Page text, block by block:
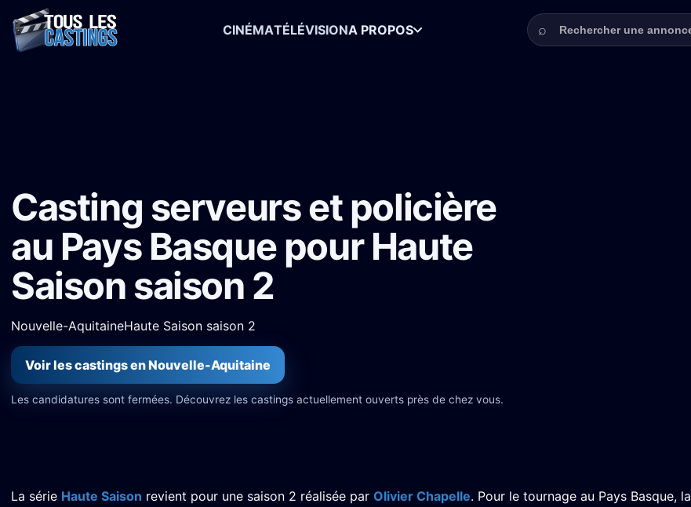
CINÉMATÉLÉVISIONA PROPOS Rechercher une annonce
⌕
Casting serveurs et policière
au Pays Basque pour Haute
Saison saison 2
Nouvelle-AquitaineHaute Saison saison 2
Voir les castings en Nouvelle-Aquitaine
Les candidatures sont fermées. Découvrez les castings actuellement ouverts près de chez vous.
La série Haute Saison revient pour une saison 2 réalisée par Olivier Chapelle. Pour le tournage au Pays Basque, la